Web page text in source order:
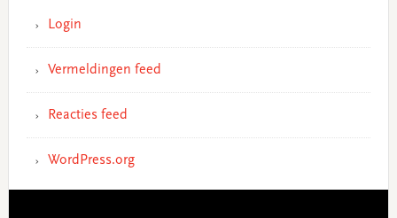
Login
Vermeldingen feed
Reacties feed
WordPress.org